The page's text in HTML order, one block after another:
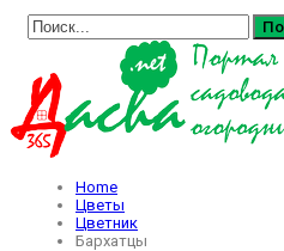
Home
Цветы
Цветник
Бархатцы